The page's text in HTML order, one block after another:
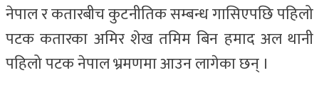
नेपाल र कतारबीच कुटनीतिक सम्बन्ध गासिएपछि पहिलो
पटक कतारका अमिर शेख तमिम बिन हमाद अल थानी
पहिलो पटक नेपाल भ्रमणमा आउन लागेका छन् ।